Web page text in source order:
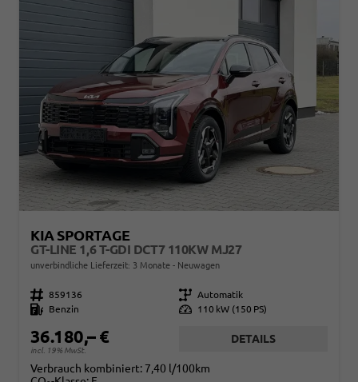
KIA SPORTAGE
GT-LINE 1,6 T-GDI DCT7 110KW MJ27
unverbindliche Lieferzeit: 3 Monate Neuwagen
Fahrzeugnr. 859136 Getriebe Automatik
Kraftstoff
Benzin Leistung 110 kW (150 PS)
36.180,– €
incl. 19% MwSt.
DETAILS
Verbrauch kombiniert: 7,40 l/100km